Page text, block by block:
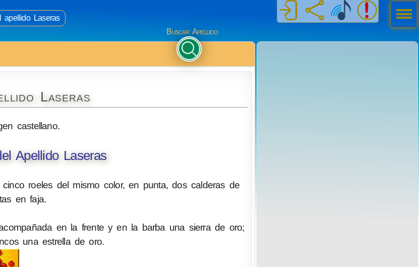
apellido Laseras
Buscar Apellido
Laseras
castellano.
Apellido Laseras
roeles del mismo color, en punta, dos calderas de
en faja.
en la frente y en la barba una sierra de oro;
una estrella de oro.
Men
ú